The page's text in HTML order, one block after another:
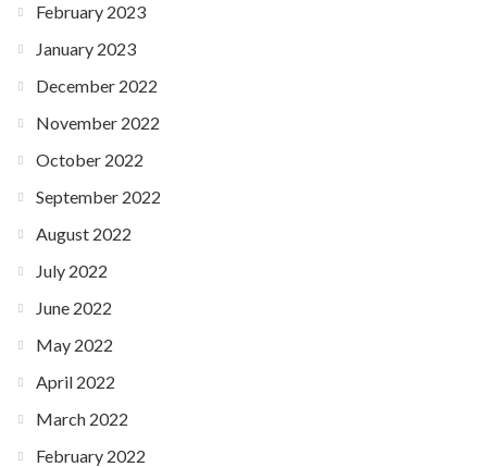
February 2023
January 2023
December 2022
November 2022
October 2022
September 2022
August 2022
July 2022
June 2022
May 2022
April 2022
March 2022
February 2022